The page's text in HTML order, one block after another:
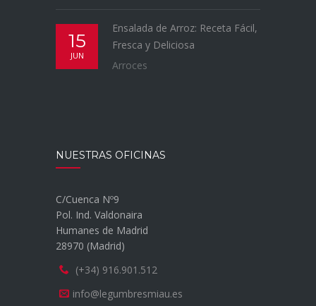
15
JUN
Ensalada de Arroz: Receta Fácil,
Fresca y Deliciosa
Arroces
NUESTRAS OFICINAS
C/Cuenca Nº9
Pol. Ind. Valdonaira
Humanes de Madrid
28970 (Madrid)
(+34) 916.901.512
info@legumbresmiau.es